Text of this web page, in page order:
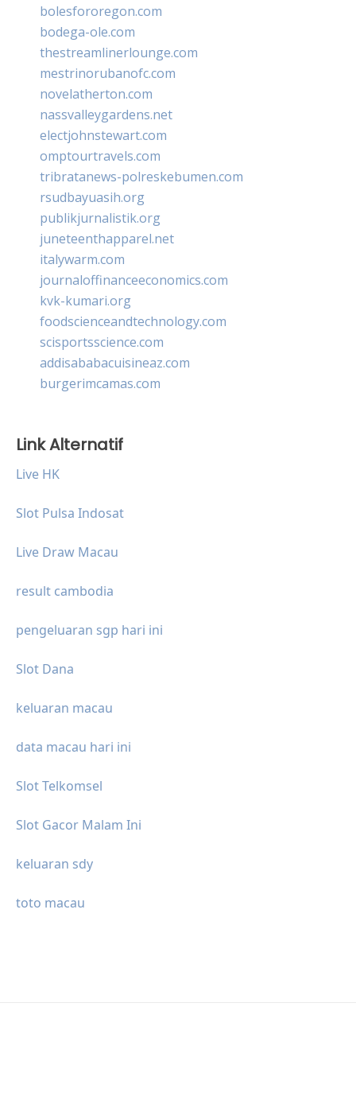
bolesfororegon.com
bodega-ole.com
thestreamlinerlounge.com
mestrinorubanofc.com
novelatherton.com
nassvalleygardens.net
electjohnstewart.com
omptourtravels.com
tribratanews-polreskebumen.com
rsudbayuasih.org
publikjurnalistik.org
juneteenthapparel.net
italywarm.com
journaloffinanceeconomics.com
kvk-kumari.org
foodscienceandtechnology.com
scisportsscience.com
addisababacuisineaz.com
burgerimcamas.com
Link Alternatif
Live HK
Slot Pulsa Indosat
Live Draw Macau
result cambodia
pengeluaran sgp hari ini
Slot Dana
keluaran macau
data macau hari ini
Slot Telkomsel
Slot Gacor Malam Ini
keluaran sdy
toto macau